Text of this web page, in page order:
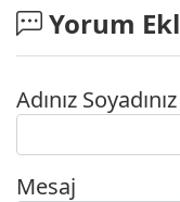
Yorum
Adınız Soyadınız
Mesaj